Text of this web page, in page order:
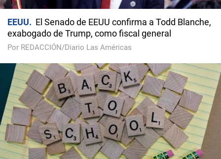
EEUU
El Senado de EEUU confirma a Todd Blanche,
exabogado de Trump, como fiscal general
Por REDACCIÓN/Diario Las Américas